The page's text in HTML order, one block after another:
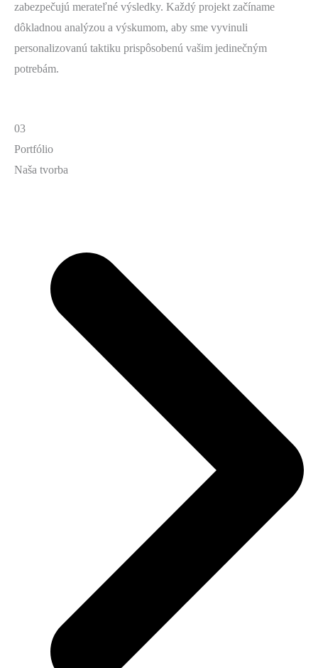
zabezpečujú merateľné výsledky. Každý projekt začíname
dôkladnou analýzou a výskumom, aby sme vyvinuli
personalizovanú taktiku prispôsobenú vašim jedinečným
potrebám.
03
Portfólio
Naša tvorba